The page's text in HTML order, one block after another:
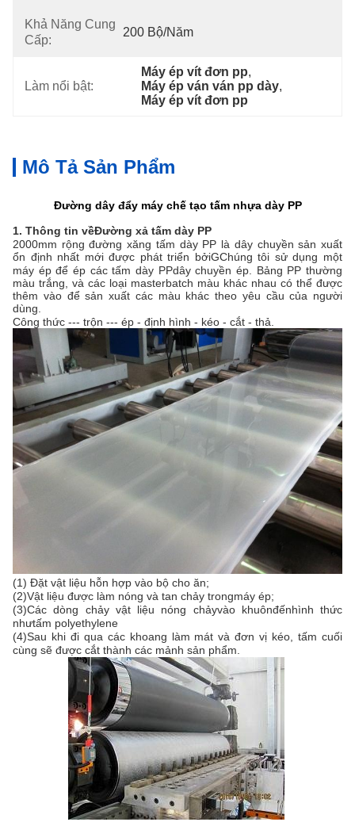
Khả Năng Cung
Cấp:
200 Bộ/năm
Làm nổi bật:
Máy ép vít đơn pp,
Máy ép ván ván pp dày,
Máy ép vít đơn pp
Mô Tả Sản Phẩm
Đường dây đẩy máy chế tạo tấm nhựa dày PP
1. Thông tin vềĐường xả tấm dày PP
2000mm rộng đường xăng tấm dày PP là dây chuyền sản xuất
ổn định nhất mới được phát triển bởiGChúng tôi sử dụng một
máy ép để ép các tấm dày PPdây chuyền ép . Bảng PP thường
màu trắng, và các loại masterbatch màu khác nhau có thể được
thêm vào để sản xuất các màu khác theo yêu cầu của người
dùng.
Công thức --- trộn --- ép - định hình - kéo - cắt - thả.
(1) Đặt vật liệu hỗn hợp vào bộ cho ăn;
(2)Vật liệu được làm nóng và tan chảy trongmáy ép;
(3)Các dòng chảy vật liệu nóng chảyvào khuônđếnhình thức
nhưtấm polyethylene
(4)Sau khi đi qua các khoang làm mát và đơn vị kéo, tấm cuối
cùng sẽ được cắt thành các mảnh sản phẩm.